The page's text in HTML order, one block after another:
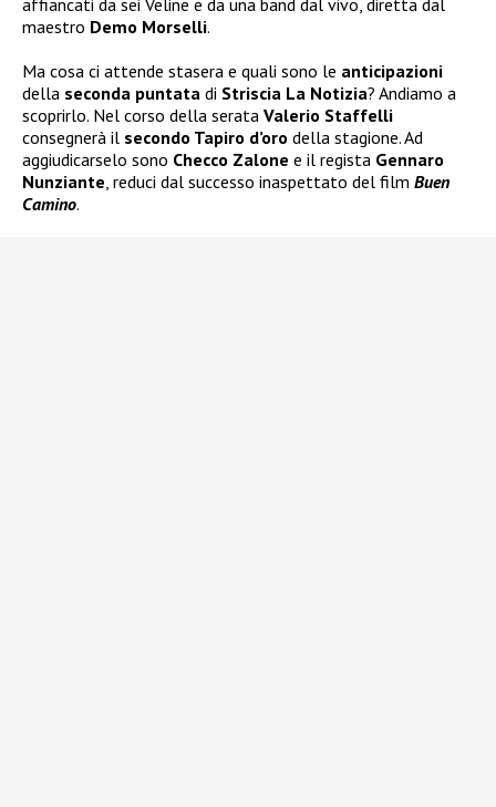
maestro Demo Morselli.
Ma cosa ci attende stasera e quali sono le anticipazioni
della seconda puntata di Striscia La Notizia? Andiamo a
scoprirlo. Nel corso della serata Valerio Staffelli
consegnerà il secondo Tapiro d’oro della stagione. Ad
aggiudicarselo sono Checco Zalone e il regista Gennaro
Nunziante , reduci dal successo inaspettato del film Buen
Camino.